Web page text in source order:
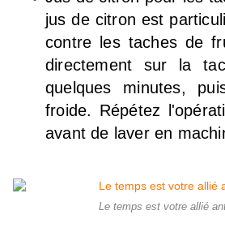
jus de citron est
contre les taches de
directement sur la
quelques minutes,
froide. Répétez
avant de laver en
Le temps est votre allié